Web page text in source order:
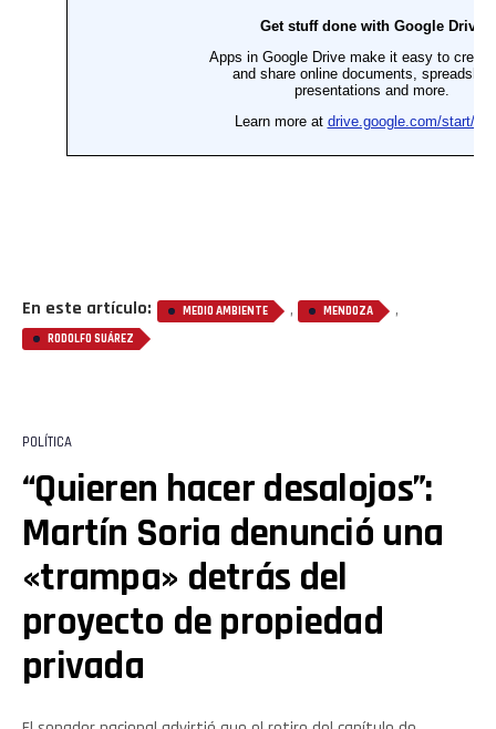
En este artículo: MEDIO AMBIENTE , MENDOZA ,
RODOLFO SUÁREZ
POLÍTICA
“Quieren hacer desalojos”:
Martín Soria denunció una
«trampa» detrás del
proyecto de propiedad
privada